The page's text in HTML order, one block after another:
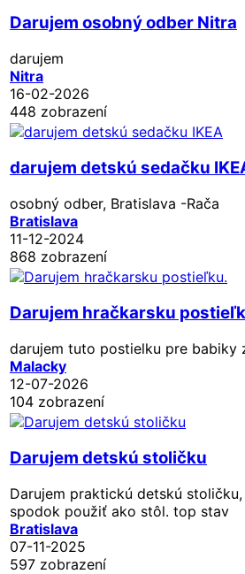
Darujem osobný odber Nitra
darujem
Nitra
16-02-2026
448 zobrazení
darujem detskú sedačku
osobný odber, Bratislava -Rača
Bratislava
11-12-2024
868 zobrazení
Darujem hračkarsku
darujem tuto postielku pre babiky
Malacky
12-07-2026
104 zobrazení
Darujem detskú stoličku
Darujem praktickú detskú
spodok použiť ako stôl. top stav
Bratislava
07-11-2025
597 zobrazení